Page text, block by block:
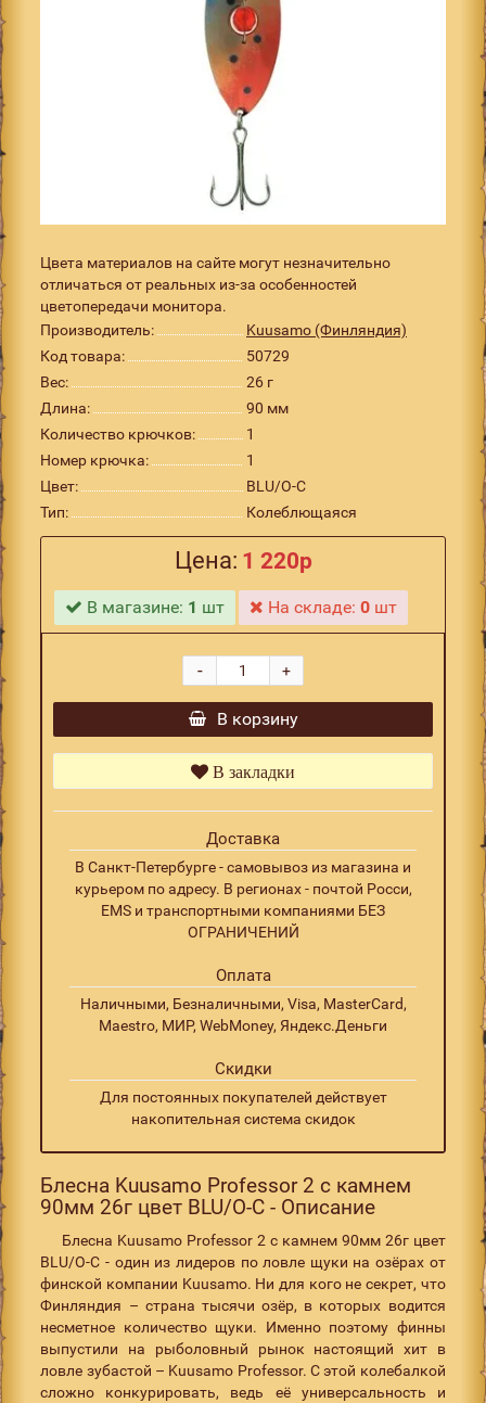
Цвета материалов на сайте могут незначительно
отличаться от реальных из-за особенностей
цветопередачи монитора.
Производитель:
Kuusamo (Финляндия)
Код товара:
50729
Вес:
26 г
Длина:
90 мм
Количество крючков:
1
Номер крючка:
1
Цвет:
BLU/O-C
Тип:
Колеблющаяся
Цена: 1 220р
В магазине: 1 шт На складе:0 шт
+
-
В корзину
В закладки
Доставка
В Санкт-Петербурге - самовывоз из магазина и
курьером по адресу. В регионах - почтой Росси,
EMS и транспортными компаниями БЕЗ
ОГРАНИЧЕНИЙ
Оплата
Наличными, Безналичными, Visa, MasterCard,
Maestro, МИР, WebMoney, Яндекс.Деньги
Скидки
Для постоянных покупателей действует
накопительная система скидок
Блесна Kuusamo Professor 2 с камнем
90мм 26г цвет BLU/O-C - Описание
Блесна Kuusamo Professor 2 с камнем 90мм 26г цвет
BLU/O-C - один из лидеров по ловле щуки на озёрах от
финской компании Kuusamo. Ни для кого не секрет, что
Финляндия – страна тысячи озёр, в которых водится
несметное количество щуки. Именно поэтому финны
выпустили на рыболовный рынок настоящий хит в
ловле зубастой – Kuusamo Professor. С этой колебалкой
сложно конкурировать, ведь её универсальность и